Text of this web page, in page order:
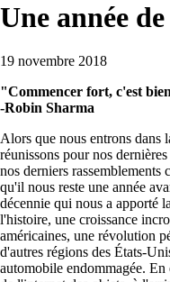
Une année
19 novembre 2018
"Commencer fort, c'est
-Robin Sharma
Alors que nous entrons dans
réunissons pour nos
nos derniers rassemblements
qu'il nous reste une année
décennie qui nous a apporté
l'histoire, une croissance
américaines, une révolution
d'autres régions des États-
automobile endommagée. En